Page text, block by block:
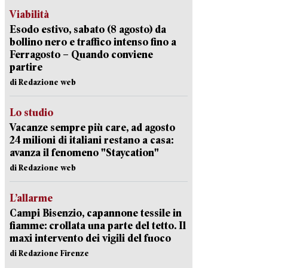
Viabilità
Esodo estivo, sabato (8 agosto) da
bollino nero e traffico intenso fino a
Ferragosto – Quando conviene
partire
di Redazione web
Lo studio
Vacanze sempre più care, ad agosto
24 milioni di italiani restano a casa:
avanza il fenomeno "Staycation"
di Redazione web
L’allarme
Campi Bisenzio, capannone tessile in
fiamme: crollata una parte del tetto. Il
maxi intervento dei vigili del fuoco
di Redazione Firenze